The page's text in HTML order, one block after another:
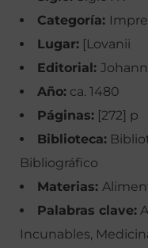
Categoría:
Lugar: [Lovanii
Editorial:
Año: ca. 1480
Páginas: [272] p
Biblioteca:
Bibliográfico
Materias:
Palabras clave:
Incunables,